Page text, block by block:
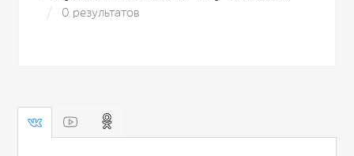
0 результатов